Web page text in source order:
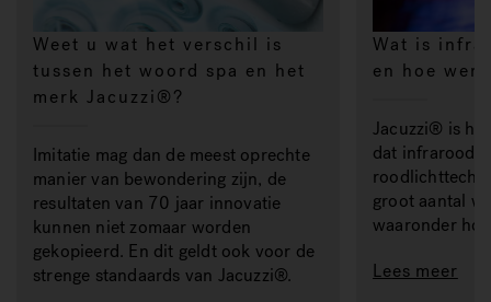
Weet u wat het verschil is
tussen het woord spa en het
merk Jacuzzi®?
Imitatie mag dan de meest oprechte
manier van bewondering zijn, de
resultaten van 70 jaar innovatie
kunnen niet zomaar worden
gekopieerd. En dit geldt ook voor de
strenge standaards van Jacuzzi®.
Wat is
en hoe
Jacuzzi® is
dat infrarood-
groot aantal
waaronder
Lees meer